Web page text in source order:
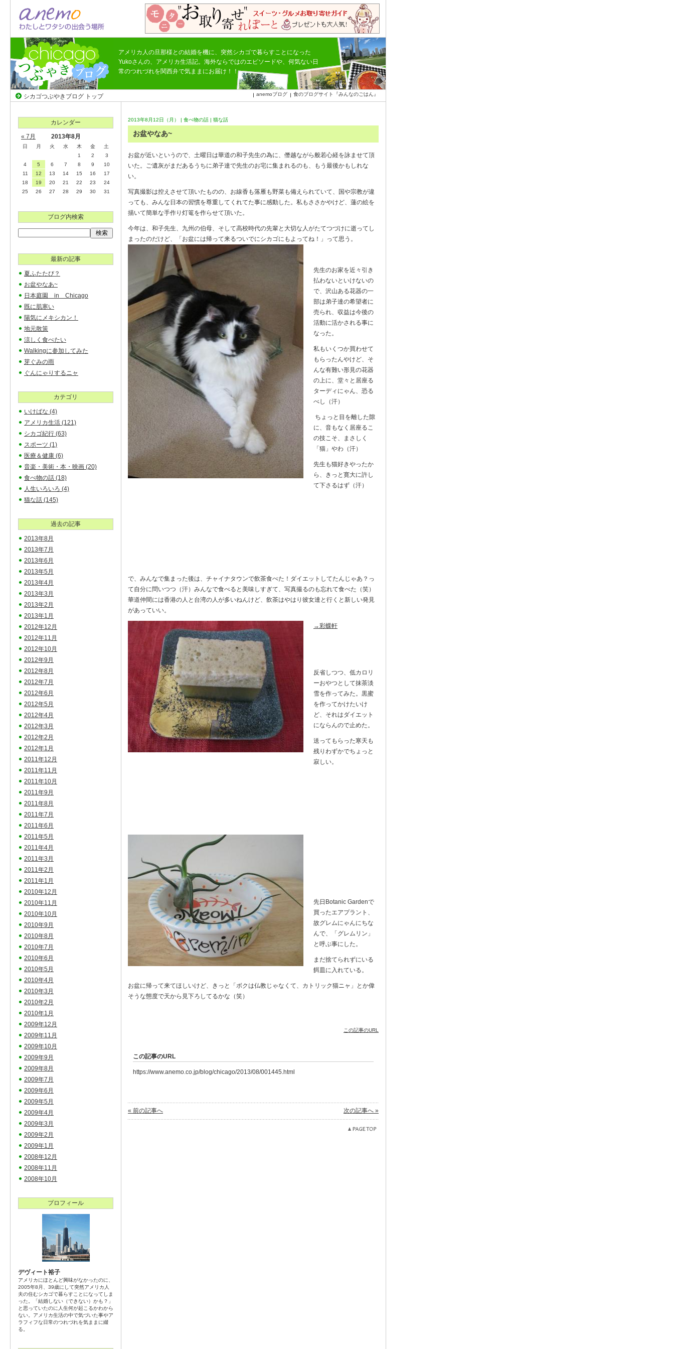
アメリカ人の旦那様との結婚を機に、突然シカゴで暮らすことになった
Yukoさんの、アメリカ生活記。海外ならではのエピソードや、何気ない日
常のつれづれを関西弁で気ままにお届け！！
シカゴつぶやきブログ トップ anemoブログ 食のブログサイト『みんなのごはん』
2013年8月12日（月） | 食べ物の話 | 猫な話
お盆やなあ~
お盆が近いというので、土曜日は華道の和子先生の為に、僭越ながら般若心経を詠ませて頂
いた。ご遺灰がまだあるうちに弟子達で先生のお宅に集まれるのも、もう最後かもしれな
い。
写真撮影は控えさせて頂いたものの、お線香も落雁も野菜も備えられていて、国や宗教が違
っても、みんな日本の習慣を尊重してくれてた事に感動した。私もささかやけど、蓮の絵を
描いて簡単な手作り灯篭を作らせて頂いた。
今年は、和子先生、九州の伯母、そして高校時代の先輩と大切な人がたてつづけに逝ってし
まったのだけど、「お盆には帰って来るついでにシカゴにもよってね！」って思う。
先生のお家を近々引き
払わないといけないの
で、沢山ある花器の一
部は弟子達の希望者に
売られ、収益は今後の
活動に活かされる事に
なった。
私もいくつか買わせて
もらったんやけど、そ
んな有難い形見の花器
の上に、堂々と居座る
ターディにゃん、恐る
べし（汗）
ちょっと目を離した隙
に、音もなく居座るこ
の技こそ、まさしく
「猫」やわ（汗）
先生も猫好きやったか
ら、きっと寛大に許し
て下さるはず（汗）
で、みんなで集まった後は、チャイナタウンで飲茶食べた！ダイエットしてたんじゃあ？っ
て自分に問いつつ（汗）みんなで食べると美味しすぎて、写真撮るのも忘れて食べた（笑）
華道仲間には香港の人と台湾の人が多いねんけど、飲茶はやはり彼女達と行くと新しい発見
があっていい。
→彩蝶軒
反省しつつ、低カロリ
ーおやつとして抹茶淡
雪を作ってみた。黒蜜
を作ってかけたいけ
ど、それはダイエット
にならんので止めた。
送ってもらった寒天も
残りわずかでちょっと
寂しい。
先日Botanic Gardenで
買ったエアプラント、
故グレムにゃんにちな
んで、「グレムリン」
と呼ぶ事にした。
まだ捨てられずにいる
餌皿に入れている。
お盆に帰って来てほしいけど、きっと「ボクは仏教じゃなくて、カトリック猫ニャ」とか偉
そうな態度で天から見下ろしてるかな（笑）
この記事のURL
この記事のURL
https://www.anemo.co.jp/blog/chicago/2013/08/001445.html
« 前の記事へ 次の記事へ »
カレンダー
« 7月
2013年8月
日 月 火 水 木 金
土
1
2
3
4
5 6 7 8 9
10
11
12 13 14 15 16
17
18
19 20 21 22 23
24
25
26 27 28 29 30 31
ブログ内検索
最新の記事
夏ふたたび？
お盆やなあ~
日本庭園 in Chicago
既に肌寒い
陽気にメキシカン！
地元散策
涼しく食べたい
Walkingに参加してみた
芽ぐみの雨
ぐんにゃりするニャ
カテゴリ
いけばな (4)
アメリカ生活 (121)
シカゴ紀行 (63)
スポーツ (1)
医療＆健康 (6)
音楽・美術・本・映画 (20)
食べ物の話 (18)
人生いろいろ (4)
猫な話 (145)
過去の記事
2013年8月
2013年7月
2013年6月
2013年5月
2013年4月
2013年3月
2013年2月
2013年1月
2012年12月
2012年11月
2012年10月
2012年9月
2012年8月
2012年7月
2012年6月
2012年5月
2012年4月
2012年3月
2012年2月
2012年1月
2011年12月
2011年11月
2011年10月
2011年9月
2011年8月
2011年7月
2011年6月
2011年5月
2011年4月
2011年3月
2011年2月
2011年1月
2010年12月
2010年11月
2010年10月
2010年9月
2010年8月
2010年7月
2010年6月
2010年5月
2010年4月
2010年3月
2010年2月
2010年1月
2009年12月
2009年11月
2009年10月
2009年9月
2009年8月
2009年7月
2009年6月
2009年5月
2009年4月
2009年3月
2009年2月
2009年1月
2008年12月
2008年11月
2008年10月
プロフィール
デヴィート裕子
アメリカにほとんど興味がなかったのに、
2005年8月、39歳にして突然アメリカ人
夫の住むシカゴで暮らすことになってしま
った。「結婚しない（できない）かも？」
と思っていたのに人生何が起こるかわから
ない。アメリカ生活の中で気づいた事やア
ラフィフな日常のつれづれを気ままに綴
る。